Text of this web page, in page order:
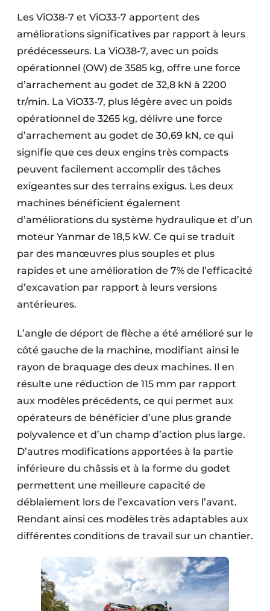
Les ViO38-7 et ViO33-7 apportent des
améliorations significatives par rapport à leurs
prédécesseurs. La ViO38-7, avec un poids
opérationnel (OW) de 3585 kg, offre une force
d’arrache­ment au godet de 32,8 kN à 2200
tr/min. La ViO33-7, plus légère avec un poids
opérationnel de 3265 kg, délivre une force
d’arrachement au godet de 30,69 kN, ce qui
signifie que ces deux engins très compacts
peuvent facilement accomplir des tâches
exigeantes sur des terrains exigus. Les deux
machines béné­ficient également
d’améliorations du système hydraulique et d’un
moteur Yanmar de 18,5 kW. Ce qui se traduit
par des manœuvres plus souples et plus
rapides et une amélioration de 7% de l’efficacité
d’excavation par rapport à leurs versions
antérieures.
L’angle de déport de flèche a été amélioré sur le
côté gauche de la machine, modifiant ainsi le
rayon de braquage des deux machines. Il en
résulte une réduction de 115 mm par rapport
aux modèles précédents, ce qui permet aux
opérateurs de bénéficier d’une plus grande
polyvalence et d’un champ d’action plus large.
D’autres modifications apportées à la partie
inférieure du châssis et à la forme du godet
permet­tent une meilleure capacité de
déblaiement lors de l’excavation vers l’avant.
Rendant ainsi ces modèles très adaptables aux
différentes conditions de travail sur un chantier.